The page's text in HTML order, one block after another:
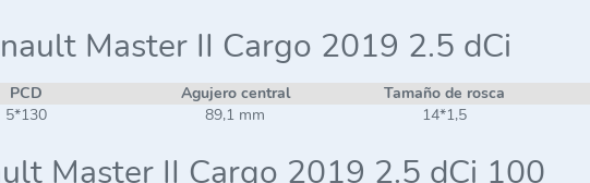
Master II Cargo 2019 2.5 dCi
PCD Agujero central Tamaño de rosca
5*130 89,1 mm 14*1,5
Master II Cargo 2019 2.5 dCi 100